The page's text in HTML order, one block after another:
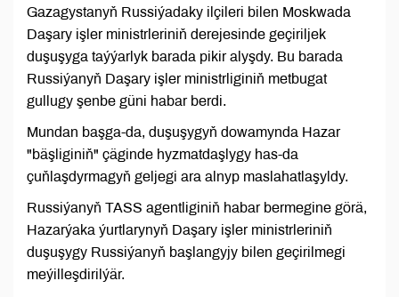
Gazagystanyň Russiýadaky ilçileri bilen Moskwada
Daşary işler ministrleriniň derejesinde geçiriljek
duşuşyga taýýarlyk barada pikir alyşdy. Bu barada
Russiýanyň Daşary işler ministrliginiň metbugat
gullugy şenbe güni habar berdi.
Mundan başga-da, duşuşygyň dowamynda Hazar
"bäşliginiň" çäginde hyzmatdaşlygy has-da
çuňlaşdyrmagyň geljegi ara alnyp maslahatlaşyldy.
Russiýanyň TASS agentliginiň habar bermegine görä,
Hazarýaka ýurtlarynyň Daşary işler ministrleriniň
duşuşygy Russiýanyň başlangyjy bilen geçirilmegi
meýilleşdirilýär.